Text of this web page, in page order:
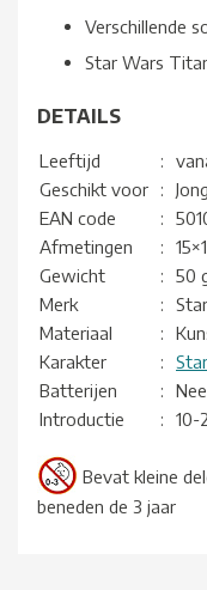
Verschillende
Star Wars
DETAILS
Leeftijd :
Geschikt voor
:
EAN code
:
Afmetingen
:
Gewicht
:
50
Merk
:
Materiaal
:
Karakter
:
Batterijen
:
Nee
Introductie
: 10-
Bevat kleine
beneden de 3 jaar